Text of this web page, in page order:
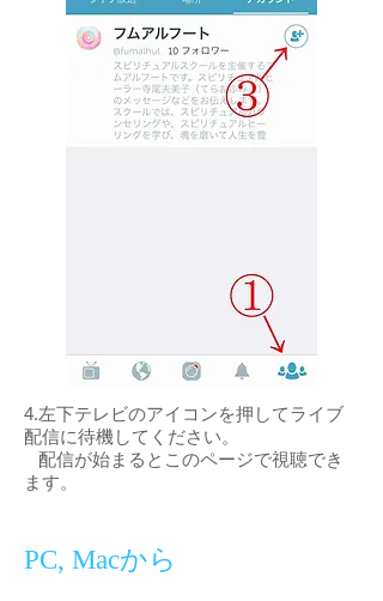
4.左下テレビのアイコンを押してライブ
配信に待機してください。
配信が始まるとこのページで視聴でき
ます。
PC, Macから